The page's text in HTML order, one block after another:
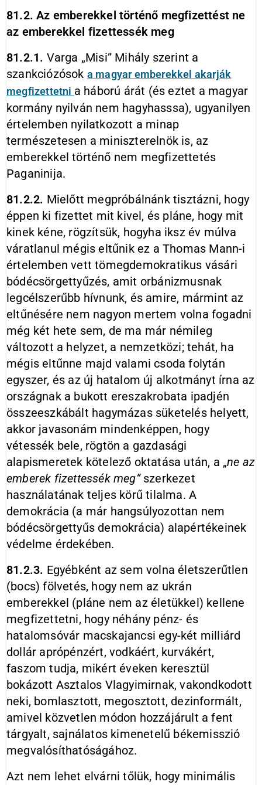
81.2. Az emberekkel történő megfizettést ne
az emberekkel fizettessék meg
81.2.1. Varga „Misi” Mihály szerint a
szankciózósok a magyar emberekkel akarják
megfizettetni a háború árát (és eztet a magyar
kormány nyilván nem hagyhasssa), ugyanilyen
értelemben nyilatkozott a minap
természetesen a miniszterelnök is, az
emberekkel történő nem megfizettetés
Paganinija.
81.2.2. Mielőtt megpróbálnánk tisztázni, hogy
éppen ki fizettet mit kivel, és pláne, hogy mit
kinek kéne, rögzítsük, hogyha iksz év múlva
váratlanul mégis eltűnik ez a Thomas Mann-i
értelemben vett tömegdemokratikus vásári
bódécsörgettyűzés, amit orbánizmusnak
legcélszerűbb hívnunk, és amire, mármint az
eltűnésére nem nagyon mertem volna fogadni
még két hete sem, de ma már némileg
változott a helyzet, a nemzetközi; tehát, ha
mégis eltűnne majd valami csoda folytán
egyszer, és az új hatalom új alkotmányt írna az
országnak a bukott ereszakrobata ipadjén
összeeszkábált hagymázas süketelés helyett,
akkor javasonám mindenképpen, hogy
vétessék bele, rögtön a gazdasági
alapismeretek kötelező oktatása után, a „ne az
emberek fizettessék meg” szerkezet
használatának teljes körű tilalma. A
demokrácia (a már hangsúlyozottan nem
bódécsörgettyűs demokrácia) alapértékeinek
védelme érdekében.
81.2.3. Egyébként az sem volna életszerűtlen
(bocs) fölvetés, hogy nem az ukrán
emberekkel (pláne nem az életükkel) kellene
megfizettetni, hogy néhány pénz- és
hatalomsóvár macskajancsi egy-két milliárd
dollár aprópénzért, vodkáért, kurvákért,
faszom tudja, mikért éveken keresztül
bokázott Asztalos Vlagyimirnak, vakondkodott
neki, bomlasztott, megosztott, dezinformált,
amivel közvetlen módon hozzájárult a fent
tárgyalt, sajnálatos kimenetelű békemisszió
megvalósíthatóságához.
Azt nem lehet elvárni tőlük, hogy minimális